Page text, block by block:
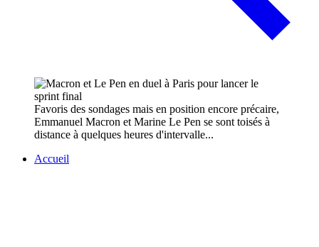
Favoris des sondages mais en position encore précaire,
Emmanuel Macron et Marine Le Pen se sont toisés à
distance à quelques heures d'intervalle...
Accueil